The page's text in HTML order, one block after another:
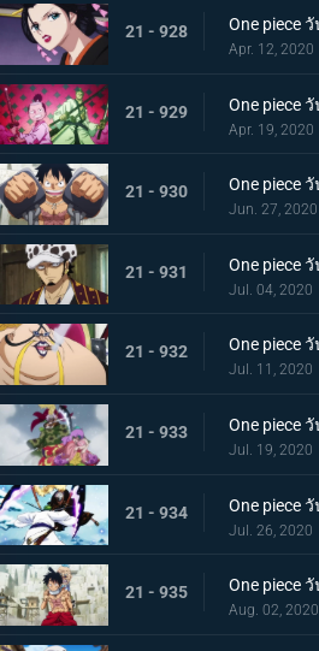
21 - 928
Apr. 12, 2020
21 - 929
Apr. 19, 2020
21 - 930
Jun. 27, 2020
21 - 931
Jul. 04, 2020
21 - 932
Jul. 11, 2020
21 - 933
Jul. 19, 2020
21 - 934
Jul. 26, 2020
21 - 935
Aug. 02, 2020